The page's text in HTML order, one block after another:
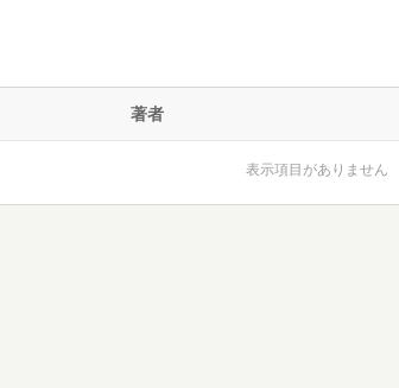
著者
表示項目がありません